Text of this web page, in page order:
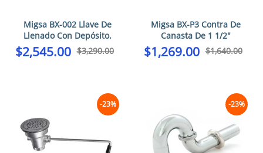
Migsa BX-002 Llave De
Llenado Con Depósito.
$3,290.00
$2,545.00
Migsa BX-P3 Contra De
Canasta De 1 1/2″
$1,640.00
$1,269.00
-23% -23%